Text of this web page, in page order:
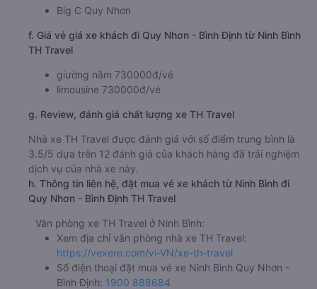
Big C Quy Nhơn
f. Giá vé giá xe khách đi Quy Nhơn - Bình Định từ Ninh Bình
TH Travel
giường nằm 730000đ/vé
limousine 730000đ/vé
g. Review, đánh giá chất lượng xe TH Travel
Nhà xe TH Travel được đánh giá với số điểm trung bình là
3.5/5 dựa trên 12 đánh giá của khách hàng đã trải nghiệm
dịch vụ của nhà xe này.
h. Thông tin liên hệ, đặt mua vé xe khách từ Ninh Bình đi
Quy Nhơn - Bình Định TH Travel
Văn phòng xe TH Travel ở Ninh Bình:
Xem địa chỉ văn phòng nhà xe TH Travel:
https://vexere.com/vi-VN/xe-th-travel
Số điện thoại đặt mua vé xe Ninh Bình Quy Nhơn -
Bình Định: 1900 888684